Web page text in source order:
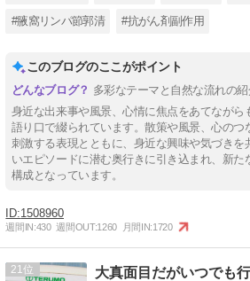
#腋窩リンパ節郭清 #抗がん剤副作用
このブログのここがポイント
多彩なテーマと自然な流れの紹
身近な出来事や風景、心情に焦点をあてながら
語り口で綴られています。散策や風景、心のつ
刺激する表現とともに、身近な興味や気づきを
いエピソードに潜む奥行きに引き込まれ、新た
構成となっています。
1508960
週間IN:430 週間OUT:1260 月間IN:1720
21 大真面目だがいつでも